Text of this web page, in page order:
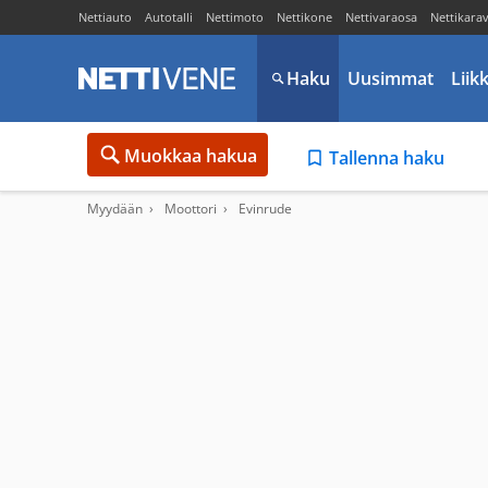
Nettiauto Autotalli Nettimoto Nettikone Nettivaraosa
Haku Uusimmat
Muokkaa hakua Tallenna haku
Myydään Moottori Evinrude